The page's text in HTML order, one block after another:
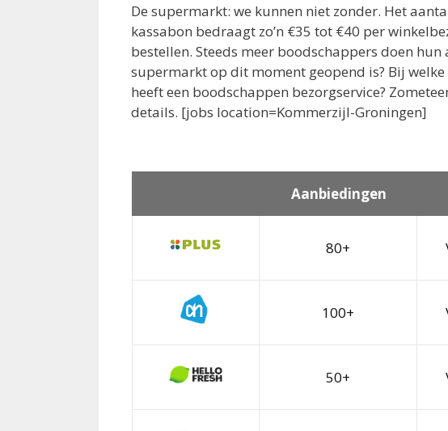
De supermarkt: we kunnen niet zonder. Het
kassabon bedraagt zo’n €35 tot €40 per
bestellen. Steeds meer boodschappers doen
supermarkt op dit moment geopend is? Bij
heeft een boodschappen bezorgservice?
details. [jobs location=Kommerzijl-Groningen]
Aanbiedingen
80+
100+
50+